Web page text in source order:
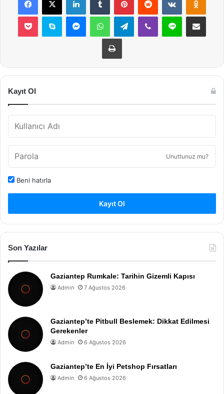
Pocket Skype MessengerWhatsAppTelegramViber Line E-Posta ile
Yazdır
Kayıt Ol
Unuttunuz mu?
Beni hatırla
Kayıt Ol
Son Yazılar
Gaziantep Rumkale: Tarihin Gizemli Kapısı
Admin 7 Ağustos 2026
Gaziantep’te Pitbull Beslemek: Dikkat Edilmesi
Gerekenler
Admin 6 Ağustos 2026
Gaziantep’te En İyi Petshop Fırsatları
Admin 6 Ağustos 2026